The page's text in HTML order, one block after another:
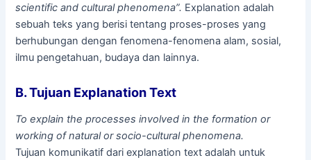
scientific and cultural phenomena”. Explanation adalah
sebuah teks yang berisi tentang proses-proses yang
berhubungan dengan fenomena-fenomena alam, sosial,
ilmu pengetahuan, budaya dan lainnya.
B. Tujuan Explanation Text
To explain the processes involved in the formation or
working of natural or socio-cultural phenomena.
Tujuan komunikatif dari explanation text adalah untuk